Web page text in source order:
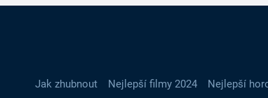
Jak zhubnout Nejlepší filmy 2024 Nejlepší